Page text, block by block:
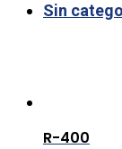
Sin
R-400